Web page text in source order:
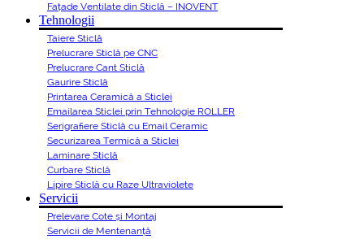
Fațade Ventilate din Sticlă – INOVENT
Tehnologii
Taiere Sticlă
Prelucrare Sticlă pe CNC
Prelucrare Cant Sticlă
Gaurire Sticlă
Printarea Ceramică a Sticlei
Emailarea Sticlei prin Tehnologie ROLLER
Serigrafiere Sticlă cu Email Ceramic
Securizarea Termică a Sticlei
Laminare Sticlă
Curbare Sticlă
Lipire Sticlă cu Raze Ultraviolete
Servicii
Prelevare Cote și Montaj
Servicii de Mentenanță